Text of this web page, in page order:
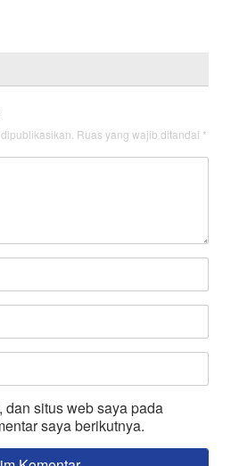
Ruas yang wajib ditandai *
situs web saya pada
saya berikutnya.